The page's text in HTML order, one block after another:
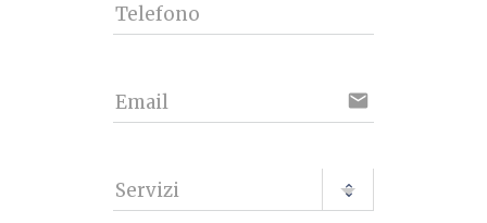
Telefono
Email email
Servizi